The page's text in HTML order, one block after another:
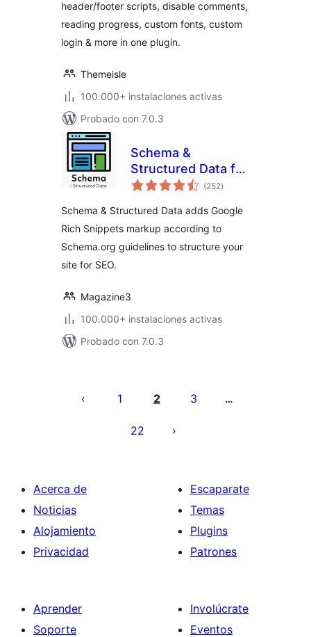
More
header/footer scripts, disable comments,
reading progress, custom fonts, custom
login & more in one plugin.
Themeisle
100.000+ instalaciones activas
Probado con 7.0.3
Schema &
Structured Data for
WP & AMP
(252valoraciones
en
)
Schema & Structured Data adds Google
Rich Snippets markup according to
Schema.org guidelines to structure your
site for SEO.
Magazine3
100.000+ instalaciones activas
Probado con 7.0.3
1 2 3 …
22
Acerca de
Noticias
Alojamiento
Privacidad
Escaparate
Temas
Plugins
Patrones
Aprender
Soporte
Involúcrate
Eventos